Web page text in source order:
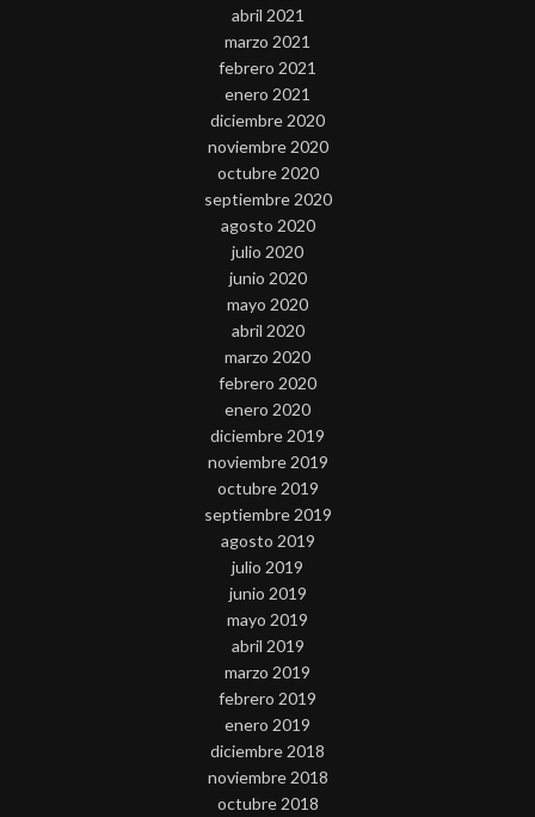
abril 2021
marzo 2021
febrero 2021
enero 2021
diciembre 2020
noviembre 2020
octubre 2020
septiembre 2020
agosto 2020
julio 2020
junio 2020
mayo 2020
abril 2020
marzo 2020
febrero 2020
enero 2020
diciembre 2019
noviembre 2019
octubre 2019
septiembre 2019
agosto 2019
julio 2019
junio 2019
mayo 2019
abril 2019
marzo 2019
febrero 2019
enero 2019
diciembre 2018
noviembre 2018
octubre 2018